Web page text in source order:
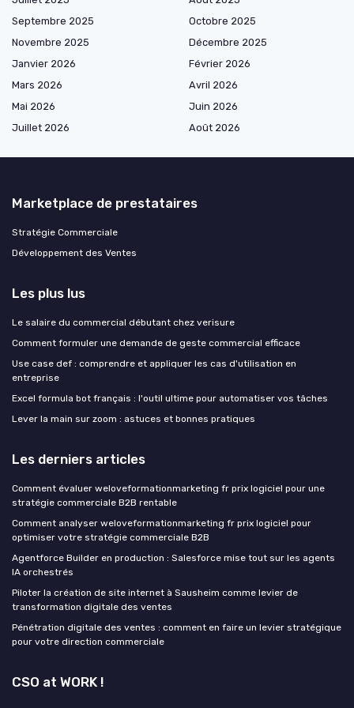
Septembre 2025
Octobre 2025
Novembre 2025
Décembre 2025
Janvier 2026
Février 2026
Mars 2026
Avril 2026
Mai 2026
Juin 2026
Juillet 2026
Août 2026
Marketplace de prestataires
Stratégie Commerciale
Développement des Ventes
Les plus lus
Le salaire du commercial débutant chez verisure
Comment formuler une demande de geste commercial efficace
Use case def : comprendre et appliquer les cas d'utilisation en
entreprise
Excel formula bot français : l'outil ultime pour automatiser vos tâches
Lever la main sur zoom : astuces et bonnes pratiques
Les derniers articles
Comment évaluer weloveformationmarketing fr prix logiciel pour une
stratégie commerciale B2B rentable
Comment analyser weloveformationmarketing fr prix logiciel pour
optimiser votre stratégie commerciale B2B
Agentforce Builder en production : Salesforce mise tout sur les agents
IA orchestrés
Piloter la création de site internet à Sausheim comme levier de
transformation digitale des ventes
Pénétration digitale des ventes : comment en faire un levier stratégique
pour votre direction commerciale
CSO at WORK !